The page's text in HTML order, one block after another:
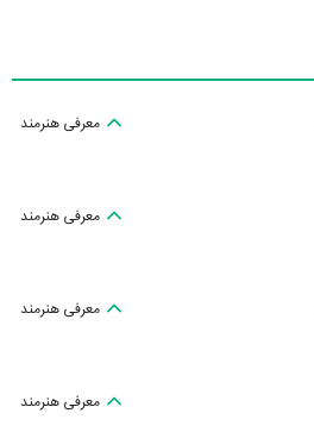
معرفی هنرمند
معرفی هنرمند
معرفی هنرمند
معرفی هنرمند